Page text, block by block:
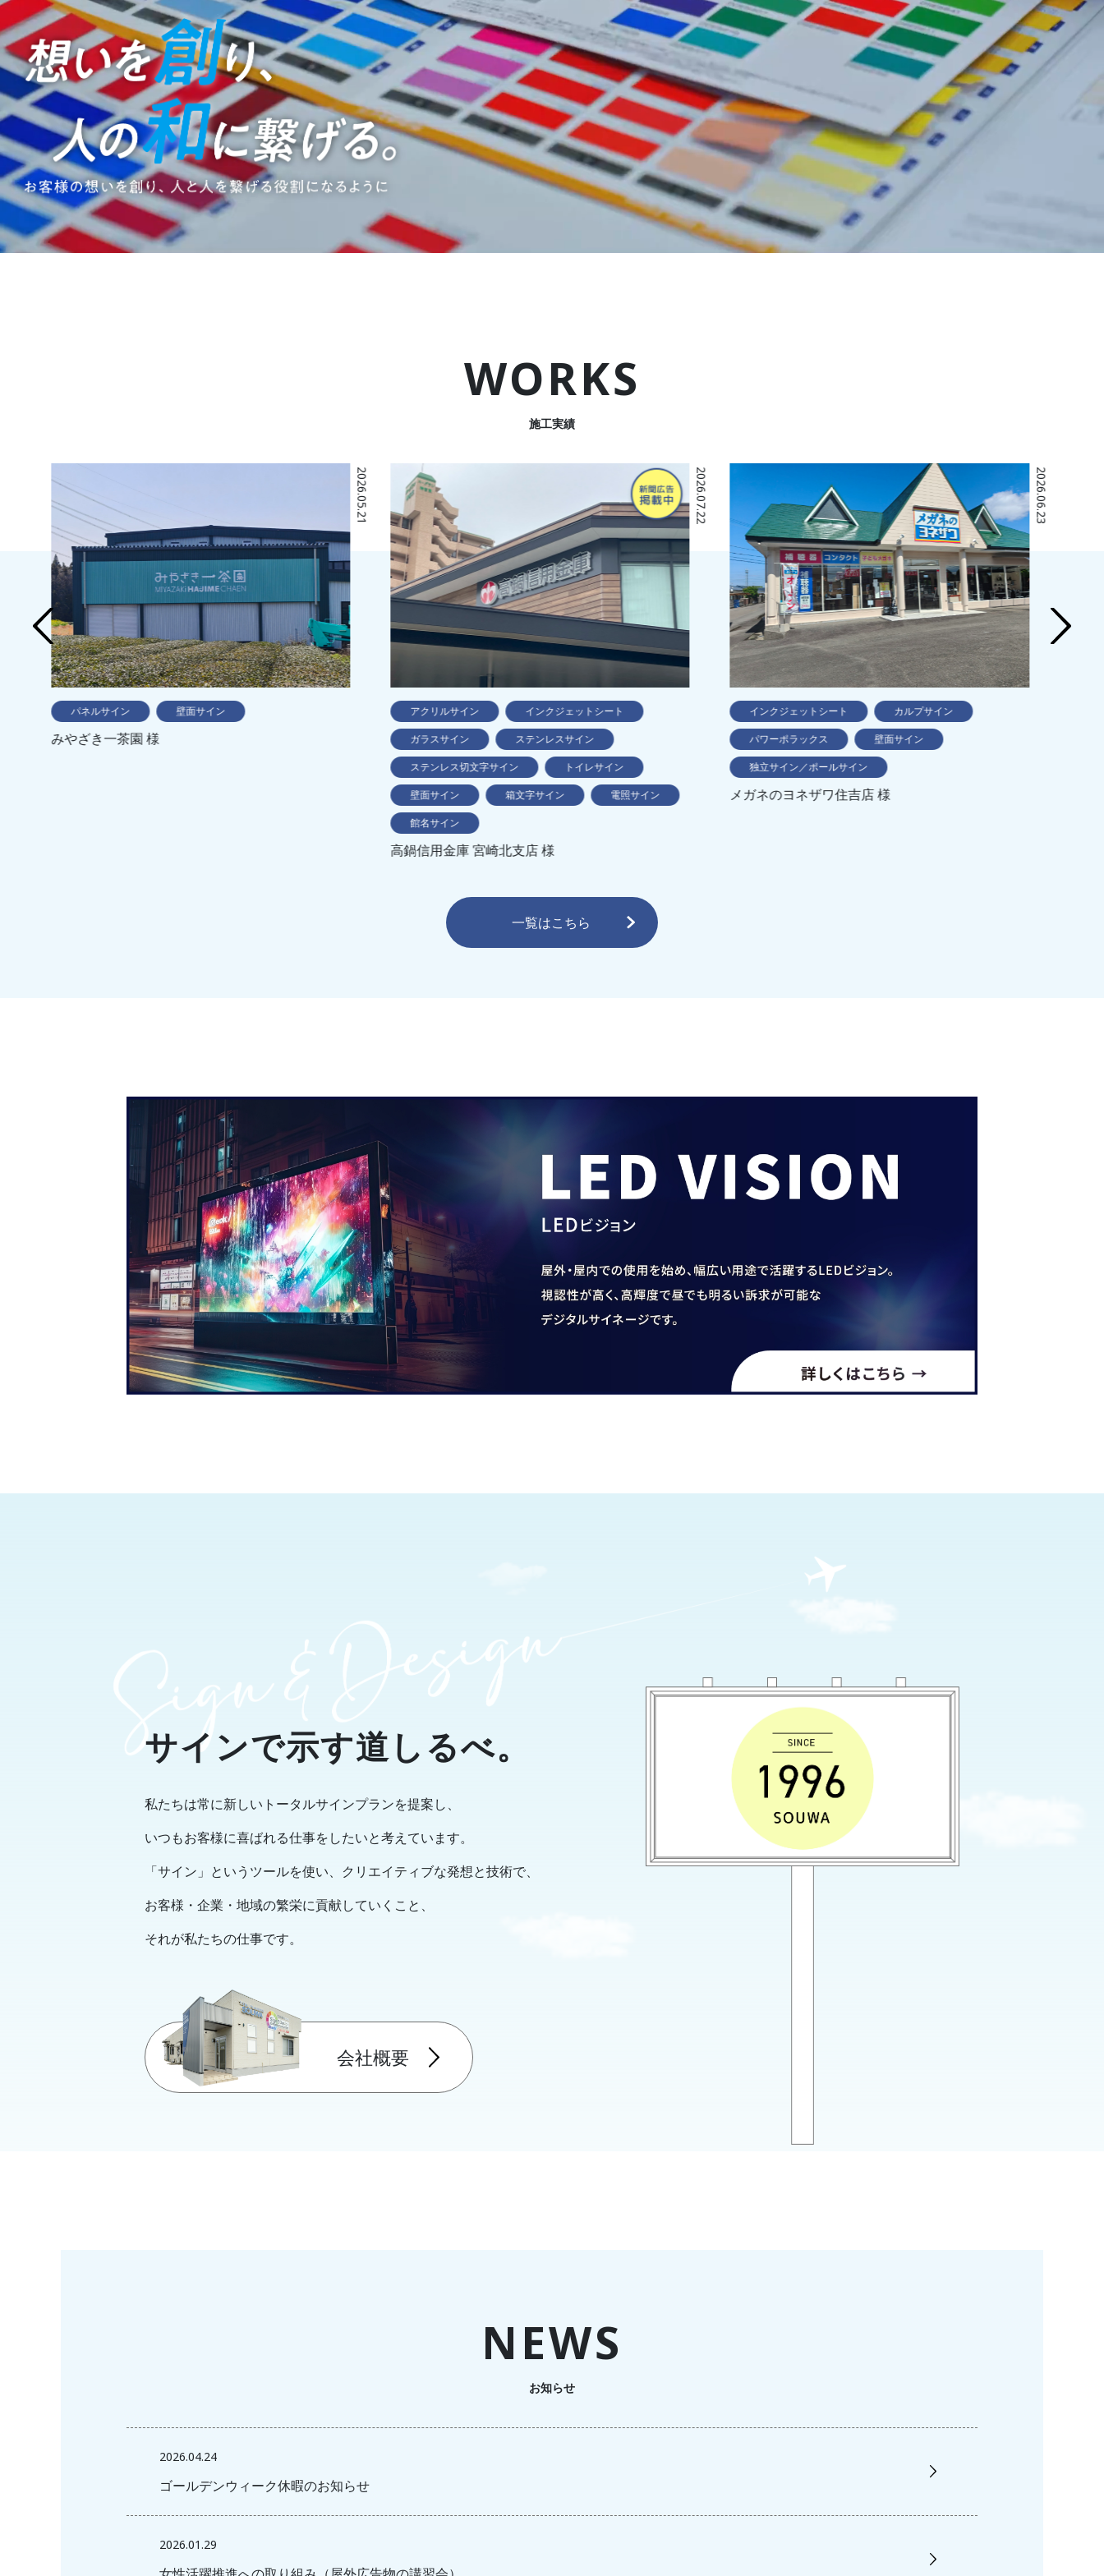
WORKS
施工実績
2026.05.21
パネルサイン 壁面サイン
みやざき一茶園 様
2026.07.22
アクリルサイン
インクジェットシート
ガラスサイン
ステンレスサイン
ステンレス切文字サイン
トイレサイン
壁面サイン
箱文字サイン
電照サイン
館名サイン
高鍋信用金庫 宮崎北支店 様
2026.06.23
インクジェットシート
カルプサイン
パワーポラックス
壁面サイン
独立サイン／ポールサイン
メガネのヨネザワ住吉店 様
一覧はこちら
サインで示す道しるべ。
私たちは常に新しいトータルサインプランを提案し、
いつもお客様に喜ばれる仕事をしたいと考えています。
「サイン」というツールを使い、クリエイティブな発想と技術で、
お客様・企業・地域の繁栄に貢献していくこと、
それが私たちの仕事です。
会社概要
NEWS
お知らせ
2026.04.24
ゴールデンウィーク休暇のお知らせ
2026.01.29